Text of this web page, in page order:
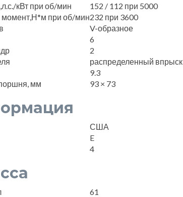
кВт при об/мин
152 / 112 при 5000
при об/мин232 при 3600
V-образное
6
2
распределенный впрыск
9.3
мм
93 × 73
США
E
4
61